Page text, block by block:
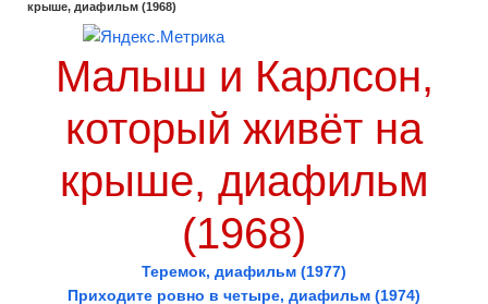
крыше, диафильм (1968)
Малыш и Карлсон,
который живёт на
крыше, диафильм
(1968)
Теремок, диафильм (1977)
Приходите ровно в четыре, диафильм (1974)